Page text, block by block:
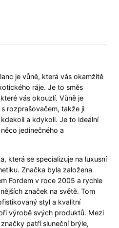
je vůně, která vás okamžitě
ráje. Je to směs
vás okouzlí. Vůně je
rozprašovačem, takže ji
a kdykoli. Je to ideální
jedinečného a
která se specializuje na luxusní
Značka byla založena
Fordem v roce 2005 a rychle
značek na světě. Tom
styl a kvalitní
výrobě svých produktů. Mezi
patří sluneční brýle,